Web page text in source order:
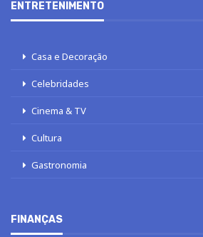
ENTRETENIMENTO
Casa e Decoração
Celebridades
Cinema & TV
Cultura
Gastronomia
FINANÇAS